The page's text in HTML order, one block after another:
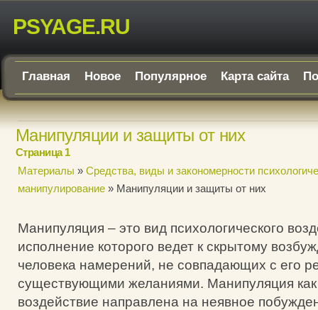
PSYAGE.RU
Главная Новое Популярное Карта сайта
Манипуляции и защиты от них
Страница 1
Материалы » Средства, виды и закономерности
манипулирование » Манипуляции и защиты от них
Манипуляция – это вид психологического
исполнение которого ведет к скрытому
человека намерений, не совпадающих с его
существующими желаниями. Манипуляция как
воздействие направлена на неявное